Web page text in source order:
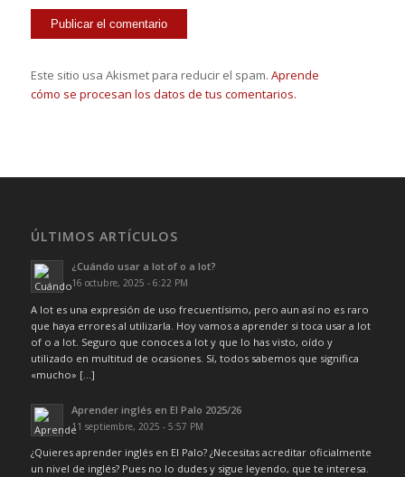
Este sitio usa Akismet para reducir el spam. Aprende
cómo se procesan los datos de tus comentarios.
ÚLTIMOS ARTÍCULOS
¿Cuándo usar a lot of o a lot?
16 octubre, 2025 - 6:22 PM
A lot es una expresión de uso frecuentísimo, pero aun así no es raro
que haya errores al utilizarla. Hoy vamos a aprender si toca usar a lot
of o a lot. Seguro que conoces a lot y que lo has visto, oído y
utilizado en multitud de ocasiones. Sí, todos sabemos que significa
«mucho» […]
Aprender inglés en El Palo 2025/26
11 septiembre, 2025 - 5:57 PM
¿Quieres aprender inglés en El Palo? ¿Necesitas acreditar oficialmente
un nivel de inglés? Pues no lo dudes y sigue leyendo, que te interesa.